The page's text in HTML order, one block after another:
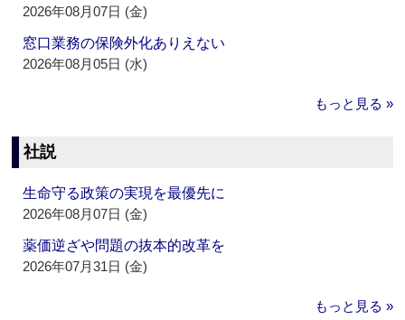
2026年08月07日 (金)
窓口業務の保険外化ありえない
2026年08月05日 (水)
もっと見る »
社説
生命守る政策の実現を最優先に
2026年08月07日 (金)
薬価逆ざや問題の抜本的改革を
2026年07月31日 (金)
もっと見る »